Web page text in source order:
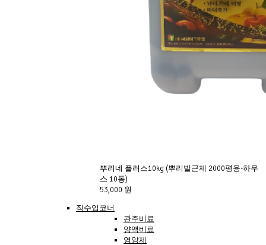
뿌리네 플러스10kg (뿌리발근제 2000평용-하우
스 10동)
53,000 원
직수입코너
관주비료
양액비료
영양제